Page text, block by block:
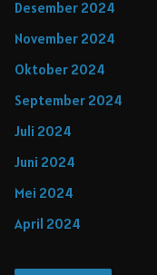
Desember 2024
November 2024
Oktober 2024
September 2024
Juli 2024
Juni 2024
Mei 2024
April 2024